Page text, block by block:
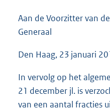
Aan de Voorzitter van
Generaal
Den Haag, 23 januari
In vervolg op het
21 december jl. is
van een aantal fracties